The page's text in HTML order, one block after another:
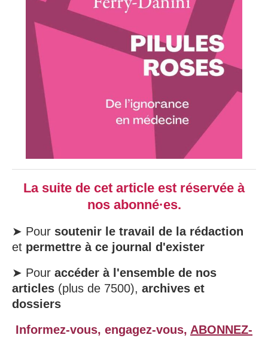
La suite de cet article est réservée à
nos abonné·es.
➤ Pour soutenir le travail de la rédaction
et permettre à ce journal d'exister
➤ Pour accéder à l'ensemble de nos
articles (plus de 7500), archives et
dossiers
Informez-vous, engagez-vous, ABONNEZ-